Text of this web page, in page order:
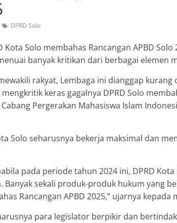
DPRD Solo
Kota Solo membahas Rancangan APBD
banyak kritikan dari berbagai elemen
rakyat, Lembaga ini dianggap
keras gagalnya DPRD Solo
Pergerakan Mahasiswa Islam
Solo seharusnya bekerja maksimal dan
pada periode tahun 2024 ini, DPRD
Banyak sekali produk-produk hukum yang
Rancangan APBD 2025,” ujarnya kepada
para legislator berpikir dan